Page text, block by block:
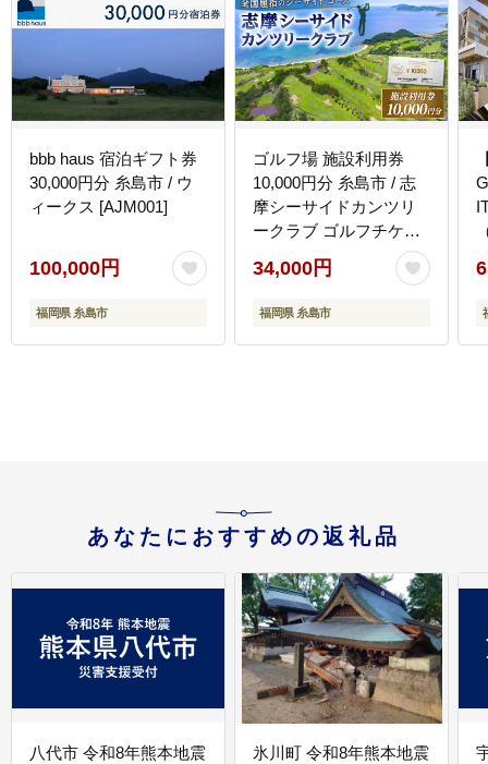
bbb haus 宿泊ギフト券
30,000円分 糸島市 / ウ
ィークス [AJM001]
100,000円
福岡県 糸島市
ゴルフ場 施設利用券
10,000円分 糸島市 / 志
摩シーサイドカンツリ
ークラブ ゴルフチケッ
ト プレー券 [ADO001]
34,000円
福岡県 糸島市
あなたにおすすめの返礼品
八代市 令和8年熊本地震
氷川町 令和8年熊本地震